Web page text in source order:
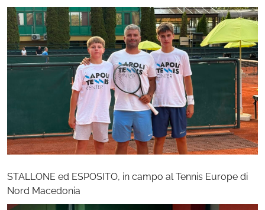
STALLONE ed ESPOSITO, in campo al Tennis Europe di
Nord Macedonia